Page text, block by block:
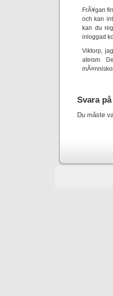
FrÃ¥gan
och kan
kan du
inloggad
Viktorp,
ateism.
Svara
Du måste